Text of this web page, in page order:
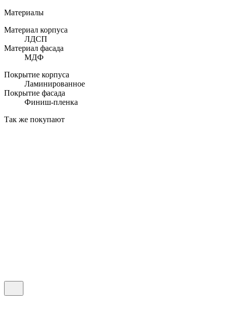
Материалы
Материал корпуса
ЛДСП
Материал фасада
МДФ
Покрытие корпуса
Ламинированное
Покрытие фасада
Финиш-пленка
Так же покупают